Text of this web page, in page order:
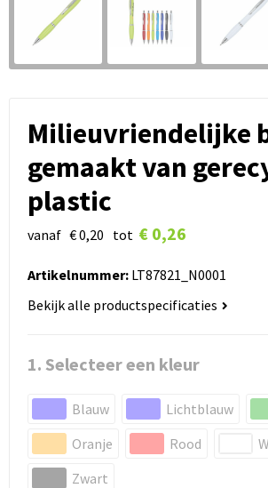
Milieuvriendelijke
gemaakt van
plastic
vanaf € 0,20 tot € 0,26
Artikelnummer:LT87821_N0001
Bekijk alle productspecificaties
1. Selecteer een kleur
Blauw Lichtblauw
Oranje
Rood
Zwart